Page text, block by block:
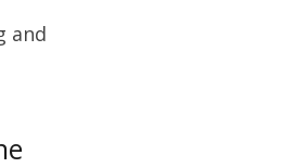
and